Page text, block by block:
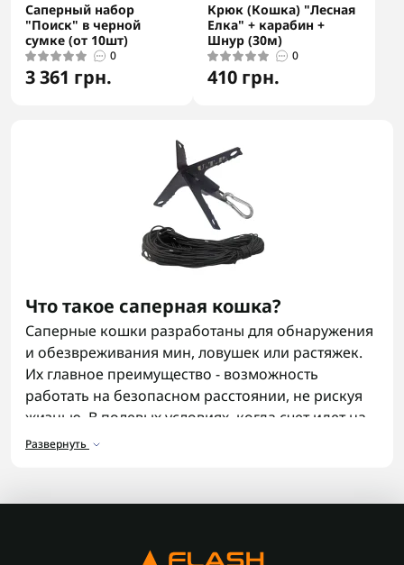
Саперный набор
"Поиск" в черной
сумке (от 10шт)
0
3 361 грн.
Крюк (Кошка) "Лесная
Елка" + карабин +
Шнур (30м)
0
410 грн.
Что такое саперная кошка?
Саперные кошки разработаны для обнаружения
и обезвреживания мин, ловушек или растяжек.
Их главное преимущество - возможность
работать на безопасном расстоянии, не рискуя
жизнью. В полевых условиях, когда счет идет на
секунды, крюк кошка - это средство выживания.
эффективность и надежность в каждом
военного снаряжения, которые могут
Развернуть